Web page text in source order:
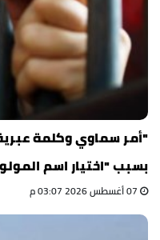
"أمر سماوي وكلمة
بسبب "اختيار اسم